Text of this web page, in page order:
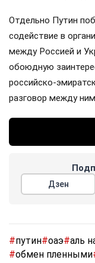
Отдельно Путин
содействие в
между Россией и
обоюдную
российско-
разговор между
Дзен
#путин#оаэ#аль
#обмен пленными